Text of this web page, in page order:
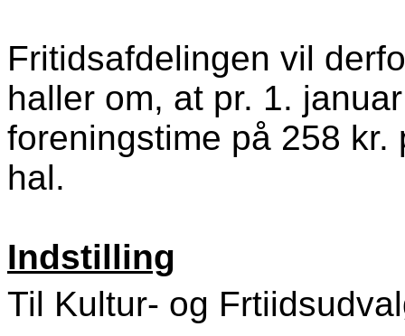
Fritidsafdelingen vil
haller om, at pr. 1.
foreningstime på 258 kr.
hal.
Indstilling
Til Kultur- og